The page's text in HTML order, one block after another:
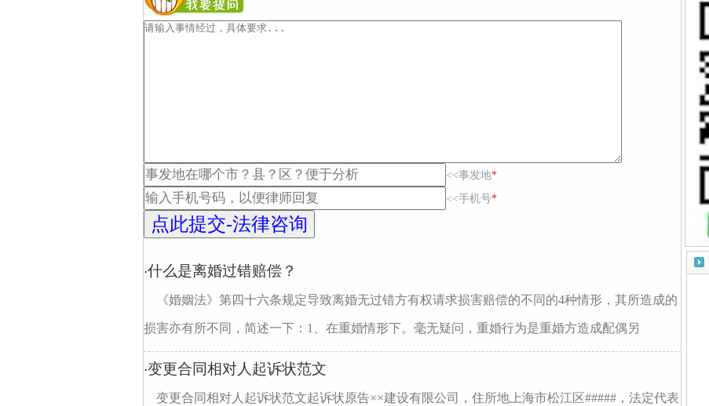
<<事发地*
<<手机号*
·什么是离婚过错赔偿？
《婚姻法》第四十六条规定导致离婚无过错方有权请求损害赔偿的不同的4种情形，其所造成的
损害亦有所不同，简述一下：1、在重婚情形下。毫无疑问，重婚行为是重婚方造成配偶另
·变更合同相对人起诉状范文
变更合同相对人起诉状范文起诉状原告××建设有限公司，住所地上海市松江区#####，法定代表